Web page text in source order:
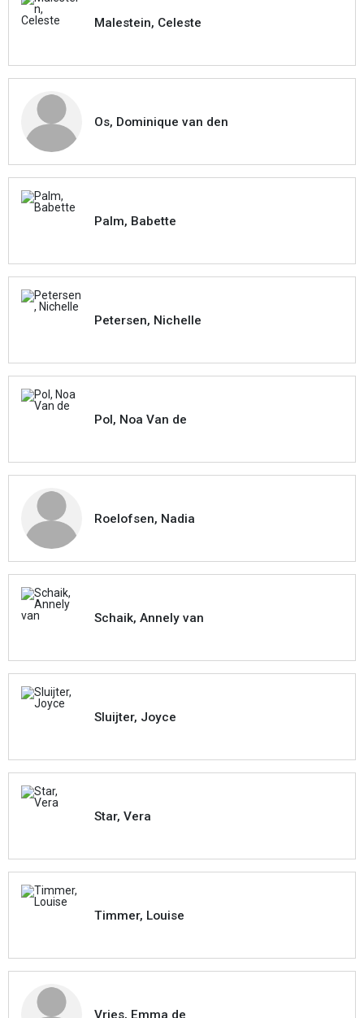
Malestein, Celeste
Os, Dominique van den
Palm, Babette
Petersen, Nichelle
Pol, Noa Van de
Roelofsen, Nadia
Schaik, Annely van
Sluijter, Joyce
Star, Vera
Timmer, Louise
Vries, Emma de